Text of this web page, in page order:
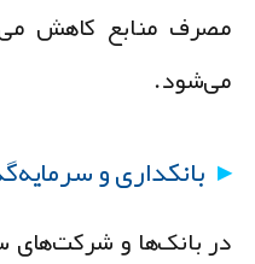
منابع کاهش
بانکداری و
بانک‌ها و شرکت‌های